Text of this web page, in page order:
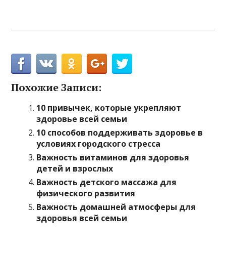
Похожие Записи:
10 привычек, которые укрепляют
здоровье всей семьи
10 способов поддерживать здоровье в
условиях городского стресса
Важность витаминов для здоровья
детей и взрослых
Важность детского массажа для
физического развития
Важность домашней атмосферы для
здоровья всей семьи